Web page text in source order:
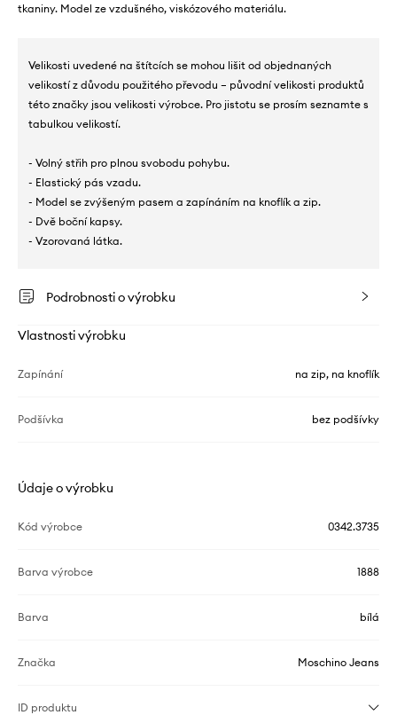
tkaniny. Model ze vzdušného, ​​viskózového materiálu.
Velikosti uvedené na štítcích se mohou lišit od objednaných
velikostí z důvodu použitého převodu – původní velikosti produktů
této značky jsou velikosti výrobce. Pro jistotu se prosím seznamte s
tabulkou velikostí.
- Volný střih pro plnou svobodu pohybu.
- Elastický pás vzadu.
- Model se zvýšeným pasem a zapínáním na knoflík a zip.
- Dvě boční kapsy.
- Vzorovaná látka.
Podrobnosti o výrobku
Vlastnosti výrobku
Zapínání na zip, na knoflík
Podšívka bez podšívky
Údaje o výrobku
Kód výrobce 0342.3735
Barva výrobce 1888
Barva bílá
Značka Moschino Jeans
ID produktu